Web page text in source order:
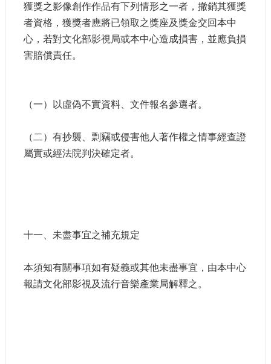
獲獎之影像創作作品有下列情形之一者，撤銷其獲獎
者資格，獲獎者應將已領取之獎座及獎金交回本中
心，若對文化部影視局或本中心造成損害，並應負損
害賠償責任。
（一）以虛偽不實資料、文件報名參選者。
（二）有抄襲、剽竊或侵害他人著作權之情事經查證
屬實或經法院判決確定者。
十一、未盡事宜之補充規定
本須知有關事項如有疑義或其他未盡事宜，由本中心
報請文化部影視及流行音樂產業局解釋之。